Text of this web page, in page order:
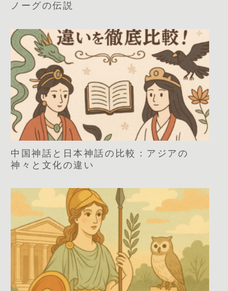
ノーグの伝説
中国神話と日本神話の比較：アジアの
神々と文化の違い